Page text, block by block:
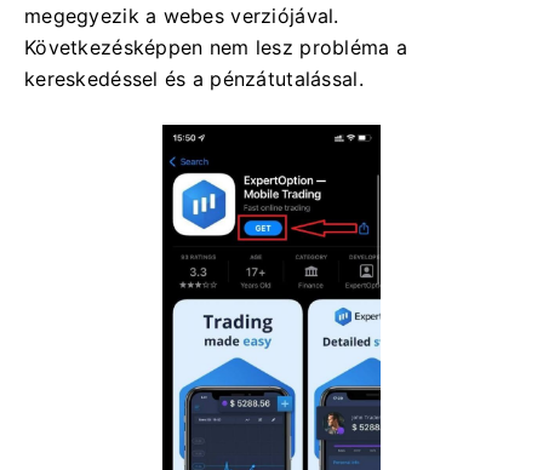
megegyezik a webes verziójával.
Következésképpen nem lesz probléma a
kereskedéssel és a pénzátutalással.